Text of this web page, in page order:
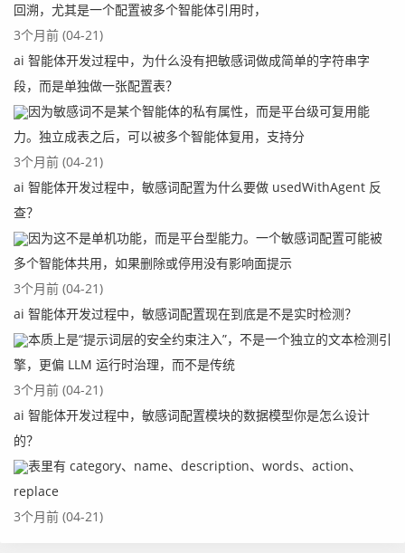
回溯，尤其是一个配置被多个智能体引用时，
3个月前 (04-21)
ai 智能体开发过程中，为什么没有把敏感词做成简单的字符串字
段，而是单独做一张配置表？
因为敏感词不是某个智能体的私有属性，而是平台级可复用能
力。独立成表之后，可以被多个智能体复用，支持分
3个月前 (04-21)
ai 智能体开发过程中，敏感词配置为什么要做 usedWithAgent 反
查？
因为这不是单机功能，而是平台型能力。一个敏感词配置可能被
多个智能体共用，如果删除或停用没有影响面提示
3个月前 (04-21)
ai 智能体开发过程中，敏感词配置现在到底是不是实时检测？
本质上是“提示词层的安全约束注入”，不是一个独立的文本检测引
擎，更偏 LLM 运行时治理，而不是传统
3个月前 (04-21)
ai 智能体开发过程中，敏感词配置模块的数据模型你是怎么设计
的？
表里有 category、name、description、words、action、
replace
3个月前 (04-21)